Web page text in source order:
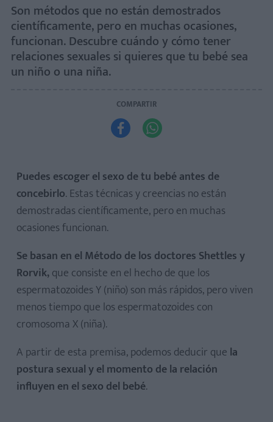
Son métodos que no están demostrados
científicamente, pero en muchas ocasiones,
funcionan. Descubre cuándo y cómo tener
relaciones sexuales si quieres que tu bebé sea
un niño o una niña.
COMPARTIR
 
Puedes escoger el sexo de tu bebé antes de
concebirlo. Estas técnicas y creencias no están
demostradas científicamente, pero en muchas
ocasiones funcionan.
Se basan en el Método de los doctores Shettles y
Rorvik,que consiste en el hecho de que los
espermatozoides Y (niño) son más rápidos, pero viven
menos tiempo que los espermatozoides con
cromosoma X (niña).
A partir de esta premisa, podemos deducir que la
postura sexual y el momento de la relación
influyen en el sexo del bebé.